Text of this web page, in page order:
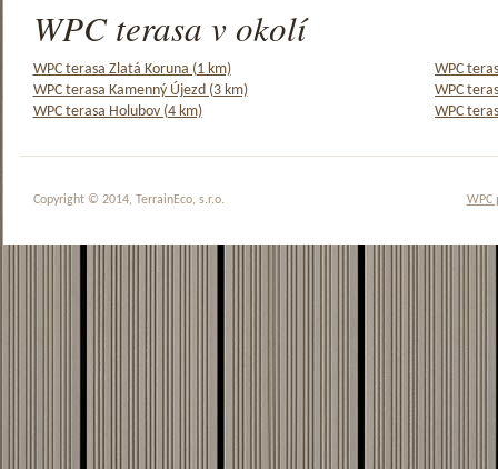
WPC terasa v okolí
WPC terasa Zlatá Koruna (1 km)
WPC
WPC terasa Kamenný Újezd (3 km)
WPC
WPC terasa Holubov (4 km)
WPC
WPC
Copyright © 2014, TerrainEco, s.r.o.